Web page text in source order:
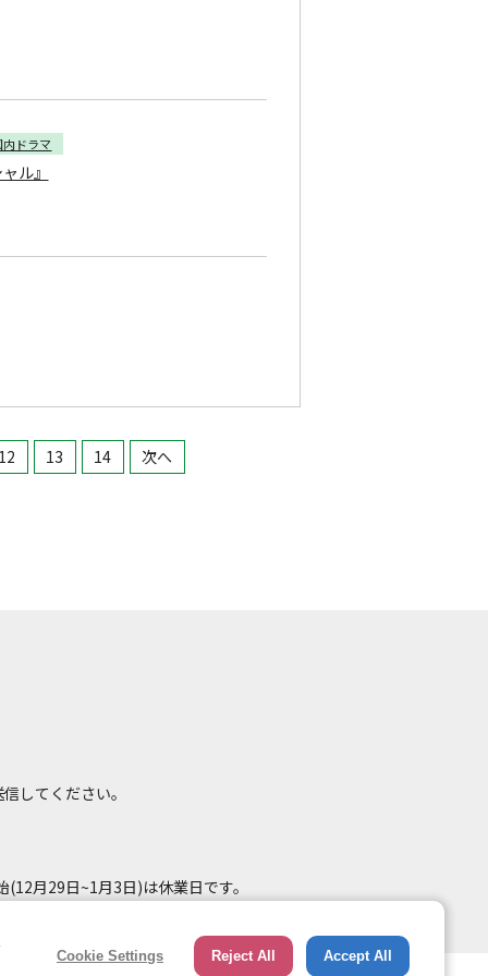
内ドラマ
ル』
12 13 14 次へ
してください。
月29日~1月3日)は休業日です。
Cookie Settings Reject All Accept All